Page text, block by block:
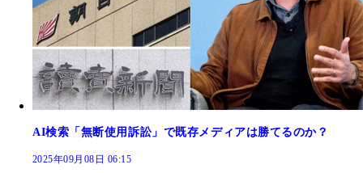
AI検索「無断使用訴訟」で既存メディアは勝てるのか？
2025年09月08日 06:15